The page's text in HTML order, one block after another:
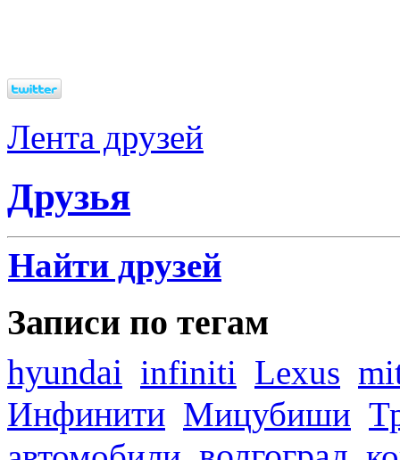
Лента друзей
Друзья
Найти друзей
Записи по тегам
hyundai infiniti Lexus
Инфинити Мицубиши